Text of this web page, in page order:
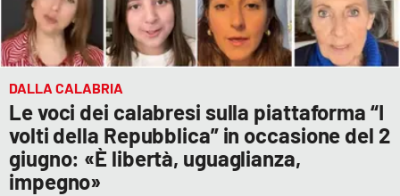
STREAMING
LaC TV
LaC Network
LaC OnAir
DALLA CALABRIA
Le voci dei calabresi sulla piattaforma “I
volti della Repubblica” in occasione del 2
giugno: «È libertà, uguaglianza,
impegno»